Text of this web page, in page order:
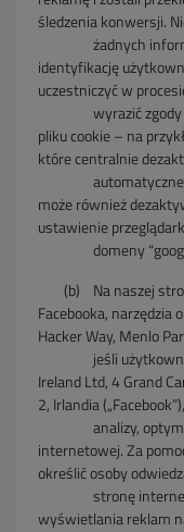
śledzenia konwersji.
żadnych
identyfikację
uczestniczyć w
wyrazić
plikucookie – na
które centralnie
automatyczne
może również
ustawienie
domeny
(b)
Na naszej
Facebooka, narzędzia
Hacker Way, Menlo
jeśli
Ireland Ltd, 4 Grand
2, Irlandia
analizy,
internetowej. Za
określić osoby
stronę
wyświetlania reklam